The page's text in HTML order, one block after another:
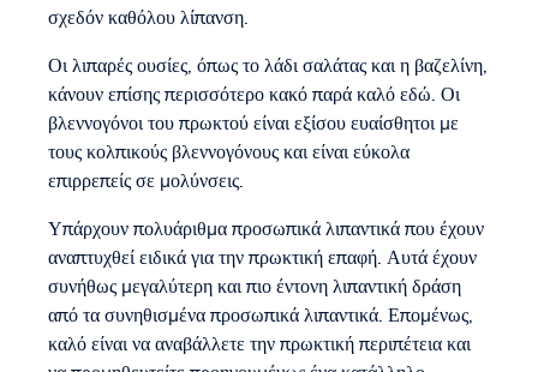
σχεδόν καθόλου λίπανση.
Οι λιπαρές ουσίες, όπως το λάδι σαλάτας και η βαζελίνη,
κάνουν επίσης περισσότερο κακό παρά καλό εδώ. Οι
βλεννογόνοι του πρωκτού είναι εξίσου ευαίσθητοι με
τους κολπικούς βλεννογόνους και είναι εύκολα
επιρρεπείς σε μολύνσεις.
Υπάρχουν πολυάριθμα προσωπικά λιπαντικά που έχουν
αναπτυχθεί ειδικά για την πρωκτική επαφή. Αυτά έχουν
συνήθως μεγαλύτερη και πιο έντονη λιπαντική δράση
από τα συνηθισμένα προσωπικά λιπαντικά. Επομένως,
καλό είναι να αναβάλλετε την πρωκτική περιπέτεια και